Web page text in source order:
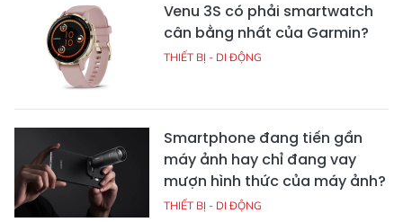
Venu 3S có phải smartwatch
cân bằng nhất của Garmin?
THIẾT BỊ - DI ĐỘNG
Smartphone đang tiến gần
máy ảnh hay chỉ đang vay
mượn hình thức của máy ảnh?
THIẾT BỊ - DI ĐỘNG